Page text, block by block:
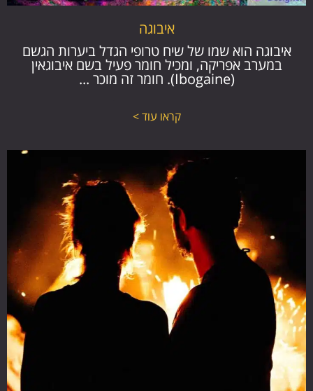
איבוגה
איבוגה הוא שמו של שיח טרופי הגדל ביערות הגשם
במערב אפריקה, ומכיל חומר פעיל בשם איבוגאין
(Ibogaine). חומר זה מוכר ...
קראו עוד >